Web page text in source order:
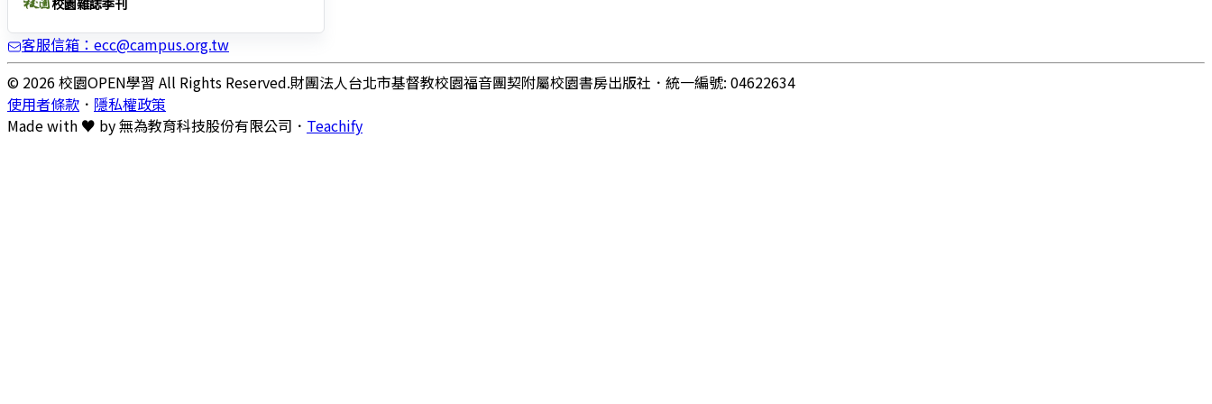
校園雜誌季刊
客服信箱：ecc@campus.org.tw
© 2026 校園OPEN學習 All Rights Reserved.財團法人台北市基督教校園福音團契附屬校園書房出版社 ． 統一編號: 04622634
使用者條款 ． 隱私權政策
Made with ♥ by無為教育科技股份有限公司． Teachify